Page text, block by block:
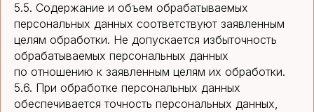
5.5. Содержание и объем обрабатываемых
персональных данных соответствуют заявленным
целям обработки. Не допускается избыточность
обрабатываемых персональных данных
по отношению к заявленным целям их обработки.
5.6. При обработке персональных данных
обеспечивается точность персональных данных,